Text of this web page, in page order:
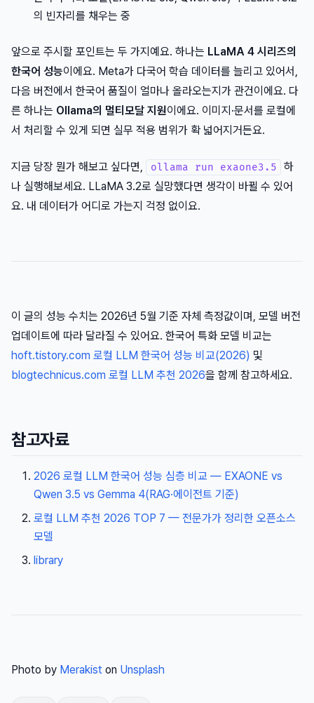
의 빈자리를 채우는 중
앞으로 주시할 포인트는 두 가지예요. 하나는 LLaMA 4 시리즈의
한국어 성능이에요. Meta가 다국어 학습 데이터를 늘리고 있어서,
다음 버전에서 한국어 품질이 얼마나 올라오는지가 관건이에요. 다
른 하나는 Ollama의 멀티모달 지원이에요. 이미지·문서를 로컬에
서 처리할 수 있게 되면 실무 적용 범위가 확 넓어지거든요.
지금 당장 뭔가 해보고 싶다면, ollama run exaone3.5
하
나 실행해보세요. LLaMA 3.2로 실망했다면 생각이 바뀔 수 있어
요. 내 데이터가 어디로 가는지 걱정 없이요.
이 글의 성능 수치는 2026년 5월 기준 자체 측정값이며, 모델 버전
업데이트에 따라 달라질 수 있어요. 한국어 특화 모델 비교는
hoft.tistory.com 로컬 LLM 한국어 성능 비교(2026) 및
blogtechnicus.com 로컬 LLM 추천 2026을 함께 참고하세요.
참고자료
2026 로컬 LLM 한국어 성능 심층 비교 — EXAONE vs
Qwen 3.5 vs Gemma 4(RAG·에이전트 기준)
로컬 LLM 추천 2026 TOP 7 — 전문가가 정리한 오픈소스
모델
library
Photo by Merakist on Unsplash